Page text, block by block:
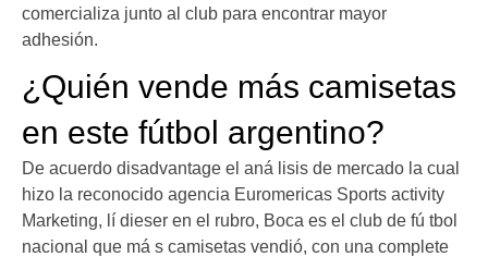
comercializa junto al club para encontrar mayor
adhesión.
¿Quién vende más camisetas
en este fútbol argentino?
De acuerdo disadvantage el aná lisis de mercado la cual
hizo la reconocido agencia Euromericas Sports activity
Marketing, lí dieser en el rubro, Boca es el club de fú tbol
nacional que má s camisetas vendió, con una complete